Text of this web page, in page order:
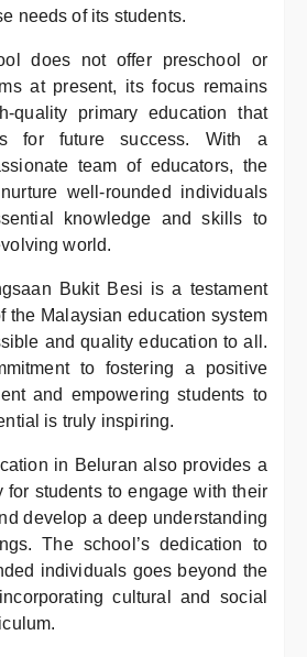
needs of its students.
does not offer preschool or
at present, its focus remains
quality primary education that
for future success. With a
team of educators, the
well-rounded individuals
knowledge and skills to
world.
Bukit Besi is a testament
the Malaysian education system
and quality education to all.
to fostering a positive
and empowering students to
is truly inspiring.
in Beluran also provides a
for students to engage with their
develop a deep understanding
The school’s dedication to
individuals goes beyond the
cultural and social